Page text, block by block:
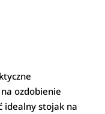
ozdobienie
idealny stojak na